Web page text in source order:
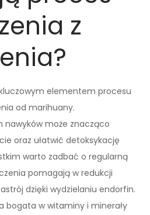
z
elementem procesu
od marihuany.
nawyków może znacząco
oraz ułatwić detoksykację
warto zadbać o regularną
pomagają w redukcji
dzięki wydzielaniu endorfin.
bogata w witaminy i minerały